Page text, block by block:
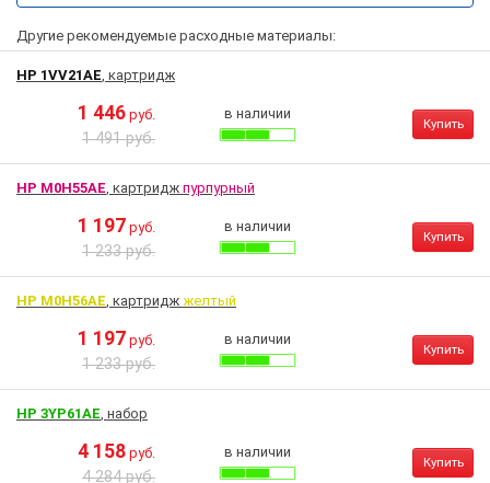
Другие рекомендуемые расходные материалы:
HP 1VV21AE , картридж
1 446 руб.
1 491 руб.
в наличии
Купить
HP M0H55AE , картридж пурпурный
1 197 руб.
1 233 руб.
в наличии
Купить
HP M0H56AE , картридж желтый
1 197 руб.
1 233 руб.
в наличии
Купить
HP 3YP61AE , набор
4 158 руб.
4 284 руб.
в наличии
Купить